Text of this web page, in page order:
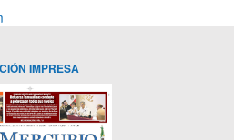
IMPRESA